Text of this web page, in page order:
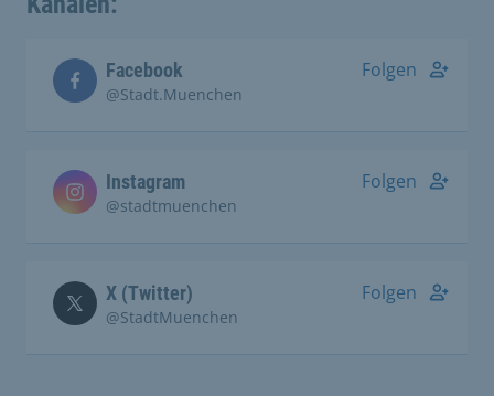
Facebook
@Stadt.Muenchen
Folgen
Instagram
@stadtmuenchen
Folgen
X (Twitter)
@StadtMuenchen
Folgen